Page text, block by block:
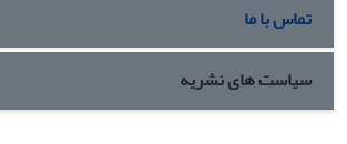
تماس با ما
سیاست های نشریه